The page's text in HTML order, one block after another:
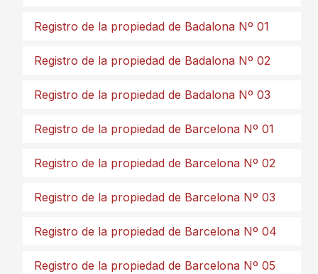
Registro de la propiedad de Badalona Nº 01
Registro de la propiedad de Badalona Nº 02
Registro de la propiedad de Badalona Nº 03
Registro de la propiedad de Barcelona Nº 01
Registro de la propiedad de Barcelona Nº 02
Registro de la propiedad de Barcelona Nº 03
Registro de la propiedad de Barcelona Nº 04
Registro de la propiedad de Barcelona Nº 05